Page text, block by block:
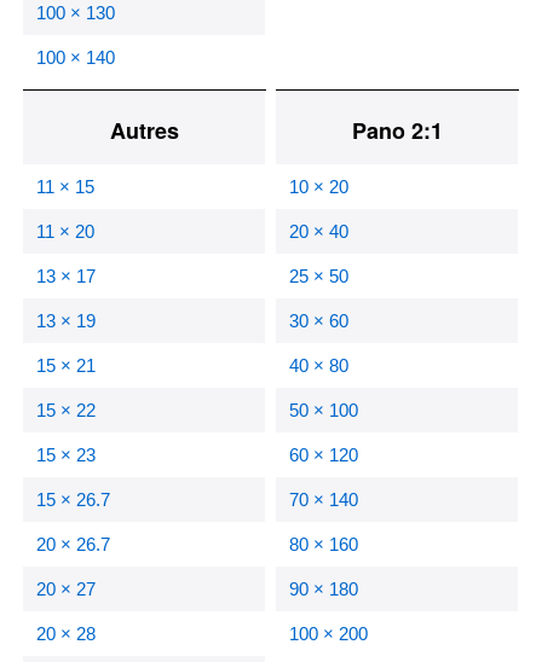
100 × 130
100 × 140
Autres
11 × 15
11 × 20
13 × 17
13 × 19
15 × 21
15 × 22
15 × 23
15 × 26.7
20 × 26.7
20 × 27
20 × 28
Pano 2:1
10 × 20
20 × 40
25 × 50
30 × 60
40 × 80
50 × 100
60 × 120
70 × 140
80 × 160
90 × 180
100 × 200